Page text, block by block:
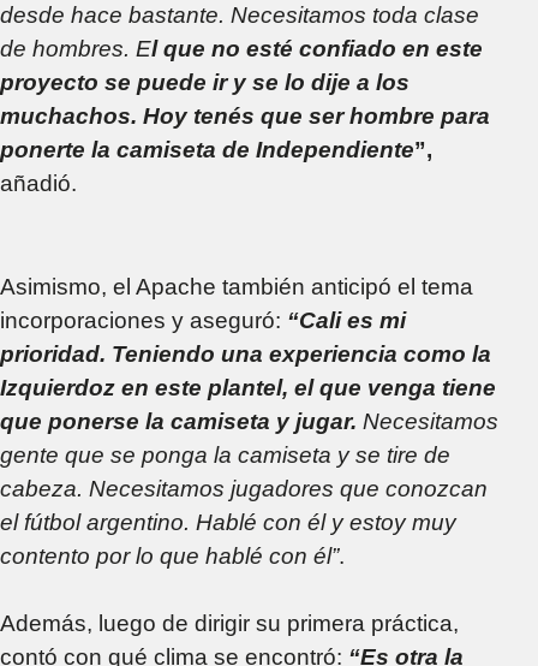
desde hace bastante. Necesitamos toda clase
de hombres. El que no esté confiado en este
proyecto se puede ir y se lo dije a los
muchachos. Hoy tenés que ser hombre para
ponerte la camiseta de Independiente”,
añadió.
Asimismo, el Apache también anticipó el tema
incorporaciones y aseguró: “Cali es mi
prioridad. Teniendo una experiencia como la
Izquierdoz en este plantel, el que venga tiene
que ponerse la camiseta y jugar. Necesitamos
gente que se ponga la camiseta y se tire de
cabeza. Necesitamos jugadores que conozcan
el fútbol argentino. Hablé con él y estoy muy
contento por lo que hablé con él”.
Además, luego de dirigir su primera práctica,
contó con qué clima se encontró: “Es otra la